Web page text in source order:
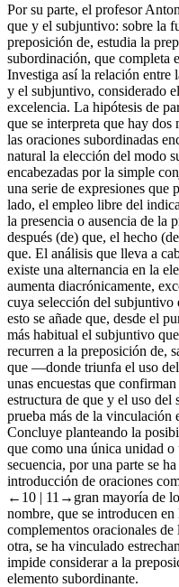
Por su parte, el profesor
que y el subjuntivo: sobre la
preposición de, estudia la
subordinación, que completa
Investiga así la relación entre
y el subjuntivo, considerado
excelencia. La hipótesis de
que se interpreta que hay dos
las oraciones subordinadas
natural la elección del modo
encabezadas por la simple
una serie de expresiones que
lado, el empleo libre del
la presencia o ausencia de la
después (de) que, el hecho
que. El análisis que lleva a
existe una alternancia en la
aumenta diacrónicamente,
cuya selección del subjuntivo
esto se añade que, desde el
más habitual el subjuntivo
recurren a la preposición de,
que —donde triunfa el uso
unas encuestas que
estructura de que y el uso del
prueba más de la vinculación
Concluye planteando la
que como una única unidad o
secuencia, por una parte se
introducción de oraciones
←10 | 11→gran mayoría de
nombre, que se introducen
complementos oracionales
otra, se ha vinculado
impide considerar a la
elemento subordinante.